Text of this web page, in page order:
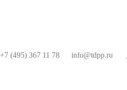
+7 (495) 367 11 78 info@tdpp.ru